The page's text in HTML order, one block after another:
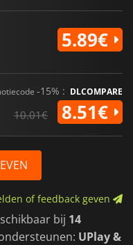
5.89€
-15% : DLCOMPARE
10.01€ 8.51€
of feedback geven
bij 14
UPlay &